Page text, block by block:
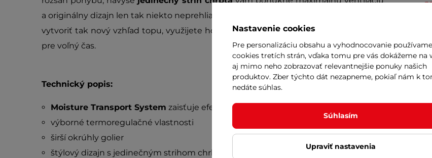
a originálny dizajn len tak niekto neprehliadne. Tričko si môžete za chrbtom zviazať a
vytvoriť tak nový vzhľad topu, využijete ho nielen pre všetky športové aktivity, ale aj
pre voľný čas.
Technický popis:
Moisture Transport System zaisťuje efektívny odvod potu
výborné termoregulačné vlastnosti
širší okrúhly golier
štýlový dizajn s jedinečným strihom chrbta
Nastavenie cookies
Pre personalizáciu obsahu a vyhodnocovanie používame
cookies tretích strán, vďaka tomu pre vás dokážeme na
aj mimo neho zobrazovať relevantnejšie ponuky našich
produktov. Zber týchto dát nezapneme, pokiaľ nám k
nedáte súhlas.
Súhlasím
Upraviť nastavenia